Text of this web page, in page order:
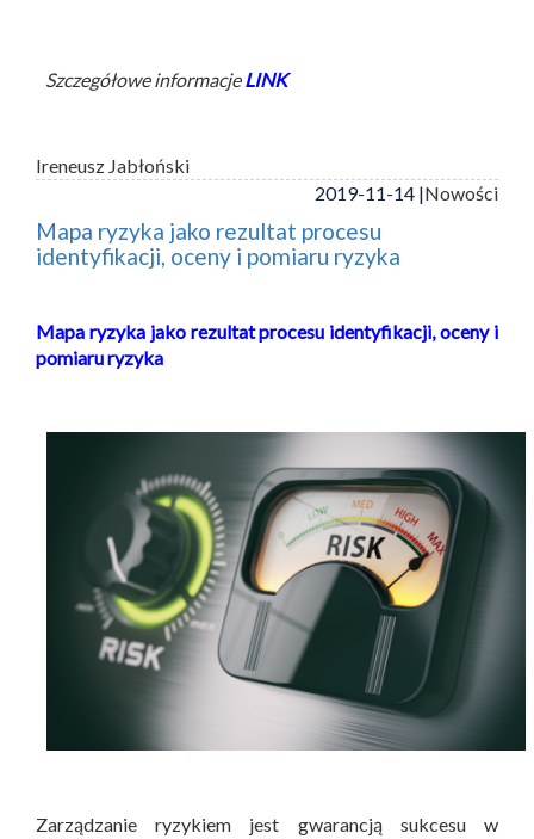
Szczegółowe informacjeLINK
Ireneusz Jabłoński
2019-11-14 |Nowości
Mapa ryzyka jako rezultat procesu
identyfikacji, oceny i pomiaru ryzyka
Mapa ryzyka jako rezultat procesu identyfikacji, oceny i
pomiaru ryzyka
Zarządzanie ryzykiem jest gwarancją sukcesu w